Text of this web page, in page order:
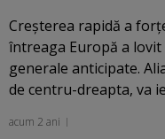
Creșterea rapidă a
întreaga Europă a
generale anticipate.
de centru-dreapta, va
acum 2 ani